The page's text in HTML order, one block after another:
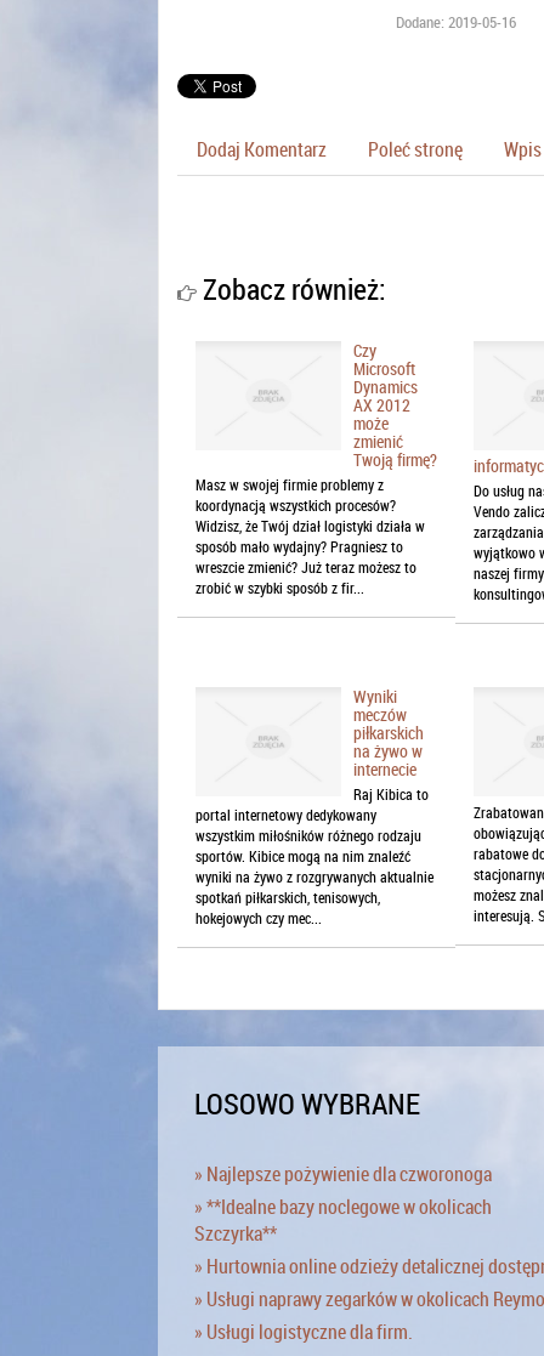
Dodane: 2019-05-16
Dodaj Komentarz Poleć stronę
Zobacz również:
Czy
Microsoft
Dynamics
AX 2012
może
zmienić
Twoją firmę?
Masz w swojej firmie problemy z
koordynacją wszystkich procesów?
Widzisz, że Twój dział logistyki działa w
sposób mało wydajny? Pragniesz to
wreszcie zmienić? Już teraz możesz to
zrobić w szybki sposób z fir...
Do usług
Vendo
wyjątkowo
naszej
Wyniki
meczów
piłkarskich
na żywo w
internecie
Raj Kibica to
portal internetowy dedykowany
wszystkim miłośników różnego rodzaju
sportów. Kibice mogą na nim znaleźć
wyniki na żywo z rozgrywanych aktualnie
spotkań piłkarskich, tenisowych,
hokejowych czy mec...
rabatowe
możesz
interesują.
LOSOWO WYBRANE
» Najlepsze pożywienie dla czworonoga
» **Idealne bazy noclegowe w okolicach
Szczyrka**
» Hurtownia online odzieży detalicznej
» Usługi naprawy zegarków w okolicach
» Usługi logistyczne dla firm.